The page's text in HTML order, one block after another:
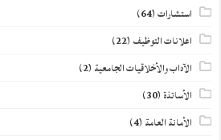
استشارات(64)
اعلانات التوظيف (22)
الآداب والأخلاقيات الجامعية (2)
الأساتذة(30)
الأمانة العامة (4)